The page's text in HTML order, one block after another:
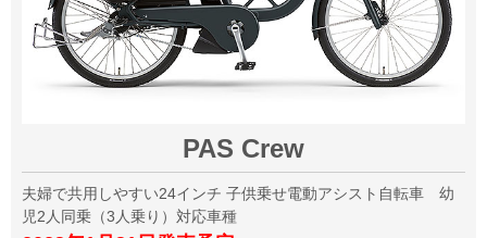
PAS Crew
夫婦で共用しやすい24インチ 子供乗せ電動アシスト自転車 幼
児2人同乗（3人乗り）対応車種